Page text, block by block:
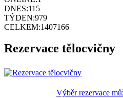
DNES:115
TÝDEN:979
CELKEM:1407166
Rezervace tělocvičny
Výběr rezervace